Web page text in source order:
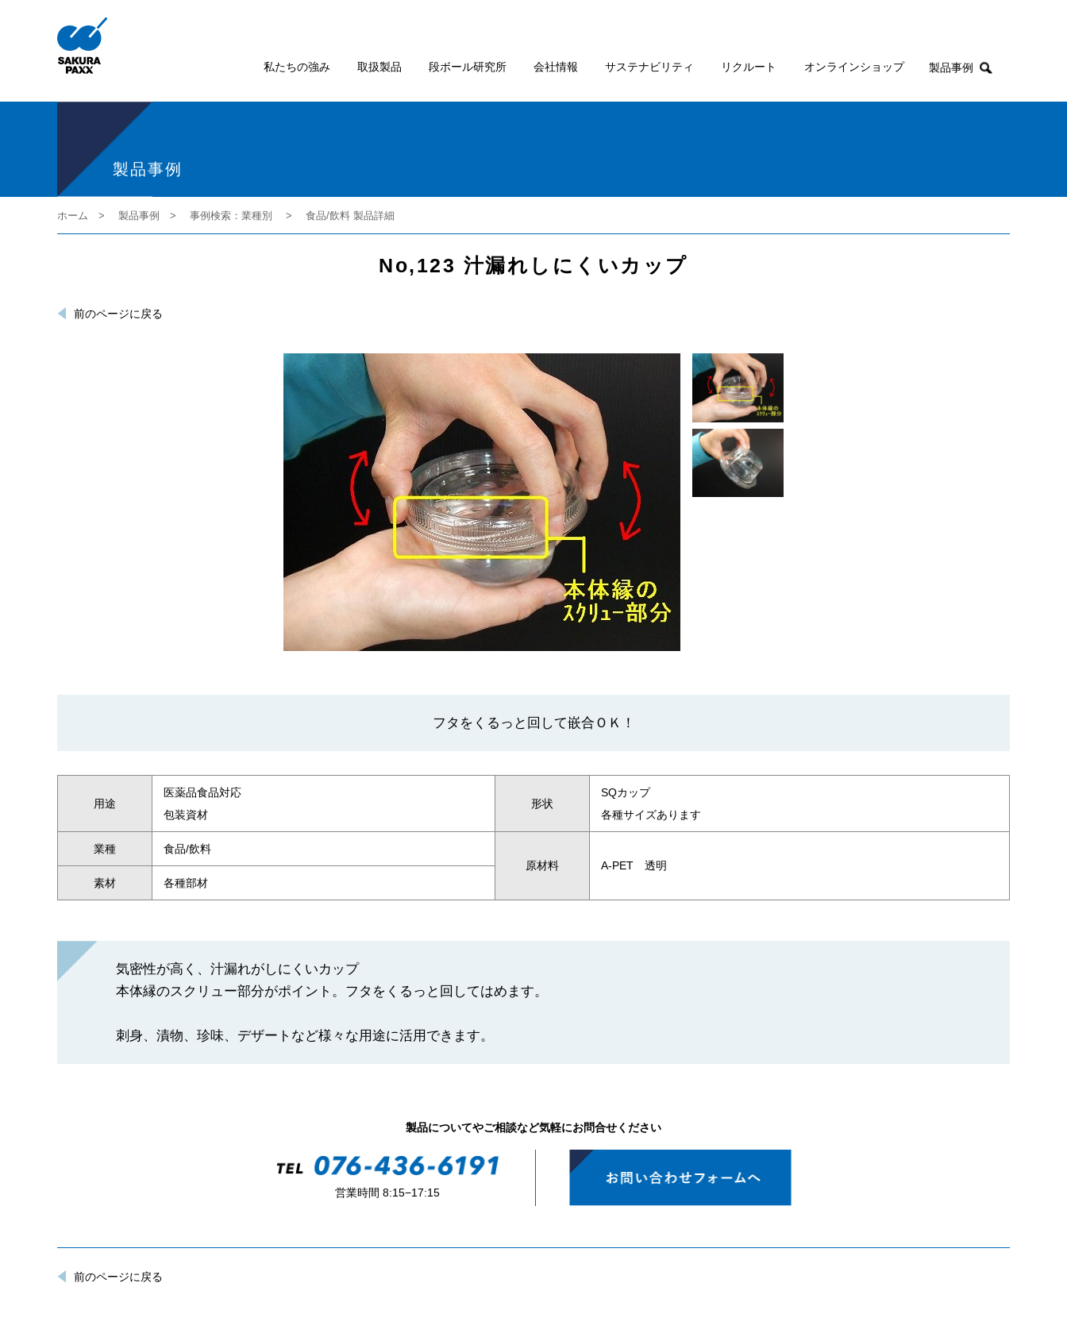
私たちの強み 取扱製品 段ボール研究所 会社情報 サステナビリティ リクルート オンラインショップ 製品事例
製品事例
ホーム 製品事例 事例検索：業種別 食品/飲料 製品詳細
No,123 汁漏れしにくいカップ
前のページに戻る
フタをくるっと回して嵌合ＯＫ！
用途
医薬品食品対応
包装資材
形状
SQカップ
各種サイズあります
業種
食品/飲料
原材料
A-PET 透明
素材
各種部材
気密性が高く、汁漏れがしにくいカップ
本体縁のスクリュー部分がポイント。フタをくるっと回してはめます。
刺身、漬物、珍味、デザートなど様々な用途に活用できます。
製品についてやご相談など気軽にお問合せください
営業時間 8:15−17:15
前のページに戻る